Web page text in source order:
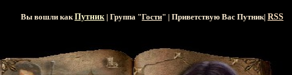
Вы вошли какПутник | Группа "Гости" | Приветствую Вас Путник| RSS